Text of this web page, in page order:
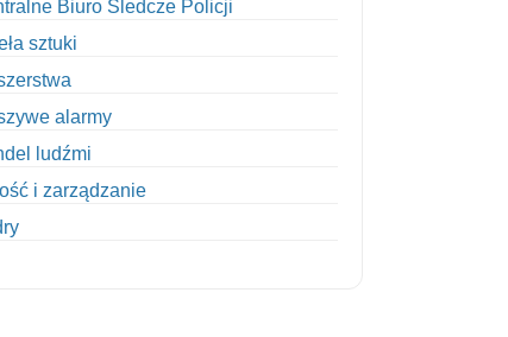
Biuro Śledcze Policji
sztuki
alarmy
ludźmi
i zarządzanie